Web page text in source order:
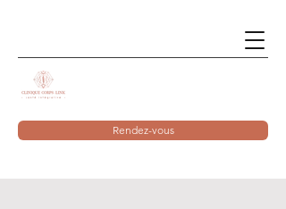
Rendez-vous